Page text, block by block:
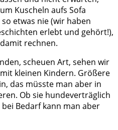
Kuscheln aufs Sofa
etwas nie (wir haben
erlebt und gehört!),
rechnen.
scheuen Art, sehen wir
kleinen Kindern. Größere
das müsste man aber in
Ob sie hundeverträglich
Bedarf kann man aber